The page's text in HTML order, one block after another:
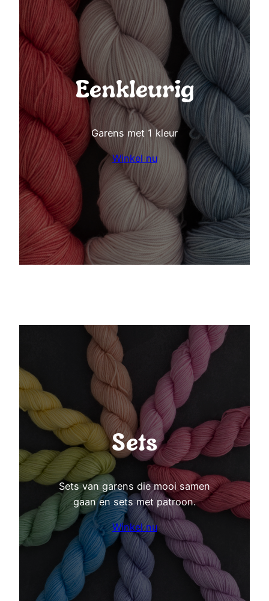
Eenkleurig
Garens met 1 kleur
Winkel nu
Sets
Sets van garens die mooi samen
gaan en sets met patroon.
Winkel nu